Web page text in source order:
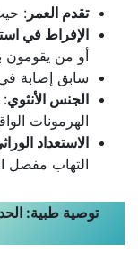
تقدم العمر :
الإفراط في
أو من يقومون
سابق إصابة في
الجنس الأنثوي:
الهرمونات
الاستعداد
التهاب مفصل
توصية طبية: